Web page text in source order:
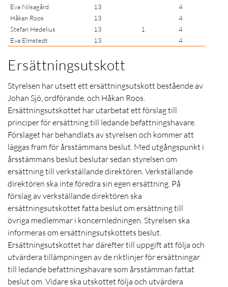
Eva Nilsagård
13 4
Håkan Roos
13 4
Stefan Hedelius
13 1 4
Eva Elmstedt
13 4
Ersättningsutskott
Styrelsen har utsett ett ersättningsutskott bestående av
Johan Sjö, ordförande, och Håkan Roos.
Ersättningsutskottet har utarbetat ett förslag till
principer för ersättning till ledande befattningshavare.
Förslaget har behandlats av styrelsen och kommer att
läggas fram för årsstämmans beslut. Med utgångspunkt i
årsstämmans beslut beslutar sedan styrelsen om
ersättning till verkställande direktören. Verkställande
direktören ska inte föredra sin egen ersättning. På
förslag av verkställande direktören ska
ersättningsutskottet fatta beslut om ersättning till
övriga medlemmar i koncernledningen. Styrelsen ska
informeras om ersättningsutskottets beslut.
Ersättningsutskottet har därefter till uppgift att följa och
utvärdera tillämpningen av de riktlinjer för ersättningar
till ledande befattningshavare som årsstämman fattat
beslut om. Vidare ska utskottet följa och utvärdera